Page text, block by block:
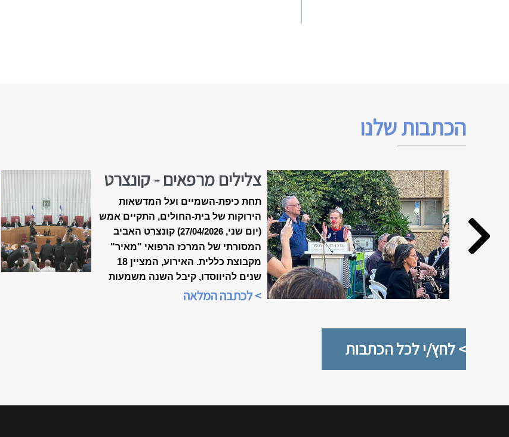
הכתבות שלנו
צלילים מרפאים - קונצרט
האביב ה-18 של ״מאיר״
תחת כיפת-השמיים ועל המדשאות
הירוקות של בית-החולים, התקיים אמש
(יום שני, 27/04/2026) קונצרט האביב
המסורתי של המרכז הרפואי "מאיר"
מקבוצת כללית. האירוע, המציין 18
שנים להיווסדו, קיבל השנה משמעות
מיוחדת, כשנכלל לראשונה במסגרת
> לכתבה המלאה
> לחץ/י לכל הכתבות